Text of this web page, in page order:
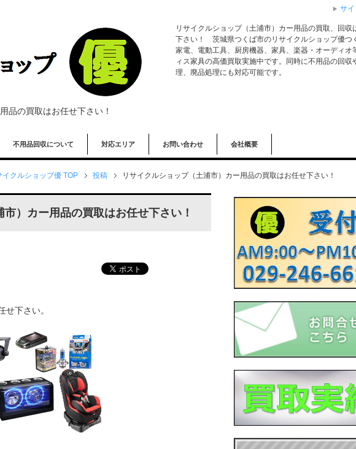
品の買取はお任せ下さい！
リサイクルショップ（土浦市）カー用品の買取、回収
下さい！ 茨城県つくば市のリサイクルショップ優つ
家電、電動工具、厨房機器、家具、楽器・オーディオ
ィス家具の高価買取実施中です。同時に不用品の回収
理、廃品処理にも対応可能です。
不用品回収について 対応エリア お問い合わせ 会社概要
クルショップ優 TOP 投稿 リサイクルショップ（土浦市）カー用品の買取はお任せ下さい！
）カー用品の買取はお任せ下さい！
せ下さい。
サ